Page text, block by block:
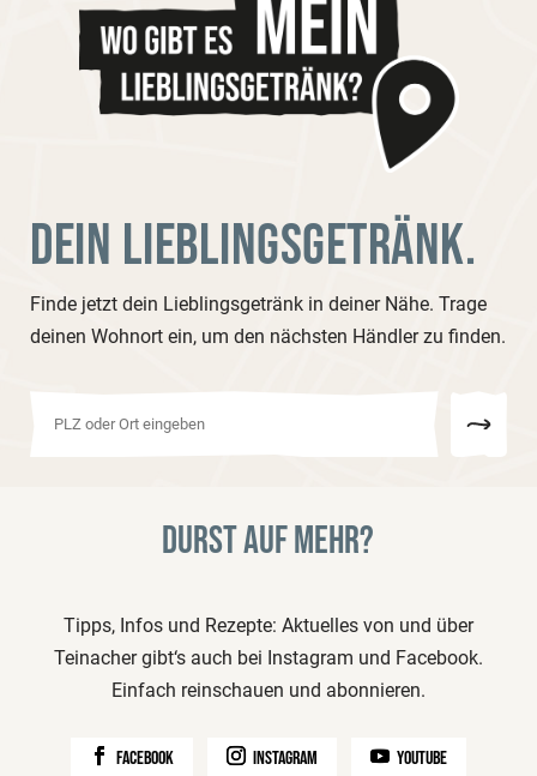
DEIN LIEBLINGSGETRÄNK.
Finde jetzt dein Lieblingsgetränk in deiner Nähe. Trage
deinen Wohnort ein, um den nächsten Händler zu finden.
Durst auf mehr?
Tipps, Infos und Rezepte: Aktuelles von und über
Teinacher gibt‘s auch bei Instagram und Facebook.
Einfach reinschauen und abonnieren.
facebook instagram youtube